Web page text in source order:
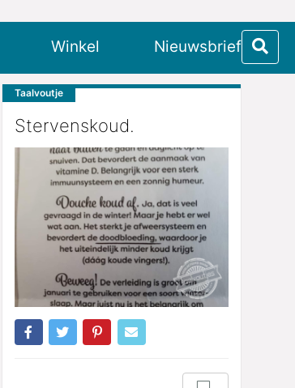
Winkel
Nieuwsbrief
Taalvoutje
Stervenskoud.